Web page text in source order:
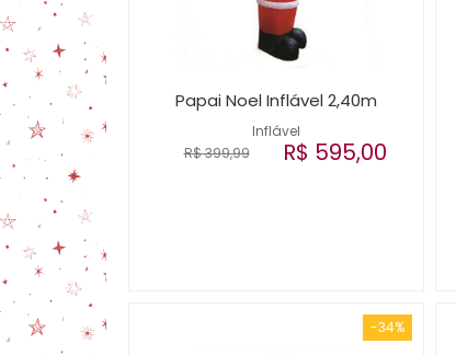
Inflável
Papai Noel Inflável 2,40m
R$ 399,99 R$ 595,00
-34%